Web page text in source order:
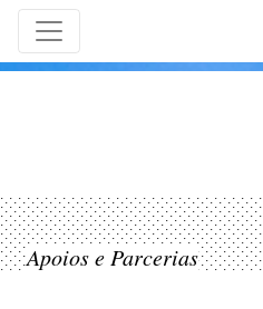
Apoios e Parcerias